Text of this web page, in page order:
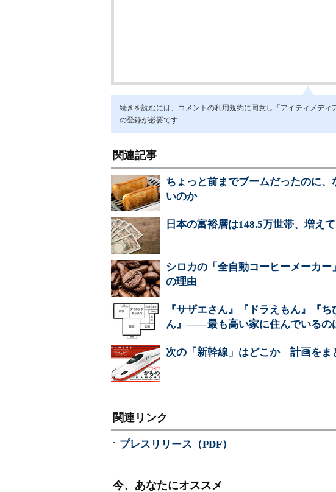
続きを読むには、コメントの利用規約に同意し「アイティメディ
の登録が必要です
関連記事
ちょっと前までブームだったのに
いのか
日本の富裕層は148.5万世帯、増え
シロカの「全自動コーヒーメーカ
の理由
『サザエさん』『ドラえもん』『
ん』――最も高い家に住んでいる
次の「新幹線」はどこか 計画をま
関連リンク
プレスリリース（PDF）
今、あなたにオススメ